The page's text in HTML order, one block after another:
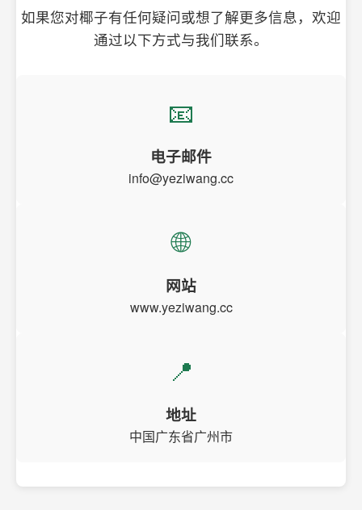
如果您对椰子有任何疑问或想了解更多信息，欢迎
通过以下方式与我们联系。
📧
电子邮件
info@yeziwang.cc
🌐
网站
www.yeziwang.cc
📍
地址
中国广东省广州市